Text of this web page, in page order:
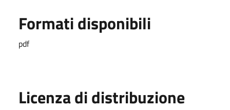
Formati disponibili
pdf
Licenza di distribuzione